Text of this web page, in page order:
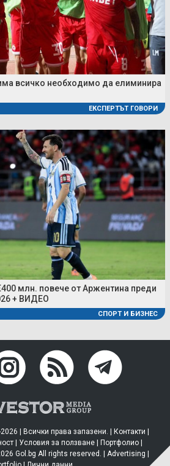
всичко необходимо да елиминира
ЕКСПЕРТЪТ ГОВОРИ
млн. повече от Аржентина преди
+ ВИДЕО
СПОРТ И БИЗНЕС
| Всички права запазени. | Контакти
| Условия за ползване| Портфолио|
Gol.bg All rights reserved. | Advertising